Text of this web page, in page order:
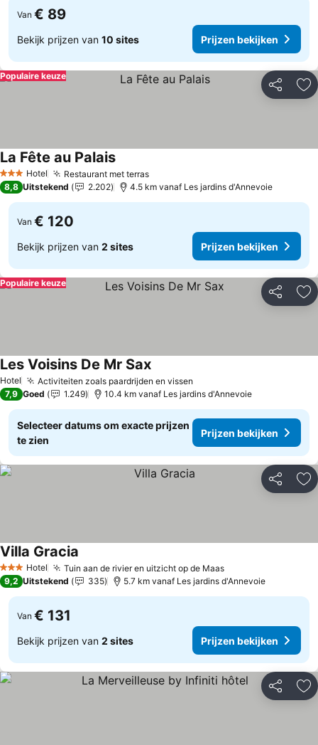
Van € 89
Bekijk prijzen van 10 sites Prijzen bekijken
Delen
Populaire keuze
3 SterrenHotel Restaurant met terrasPrijzen bekijken
La Fête au PalaisPrijzen bekijken
8,8 Uitstekend 2.202 4.5 km vanaf Les jardins d'Annevoie
Van € 120
Bekijk prijzen van 2 sites Prijzen bekijken
Delen
Populaire keuze
Hotel Activiteiten zoals paardrijden en vissen
Les Voisins De Mr SaxPrijzen bekijken
7,9 Goed 1.249 10.4 km vanaf Les jardins d'Annevoie
Selecteer datums om exacte prijzen
te zien
Prijzen bekijken
Delen
3 SterrenHotel Tuin aan de rivier en uitzicht op de MaasPrijzen bekijken
Villa Gracia
9,2 Uitstekend 335 5.7 km vanaf Les jardins d'Annevoie
Van € 131
Bekijk prijzen van 2 sites Prijzen bekijken
Delen